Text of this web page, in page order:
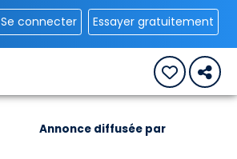
Se connecter Essayer gratuitement
Annonce diffusée par